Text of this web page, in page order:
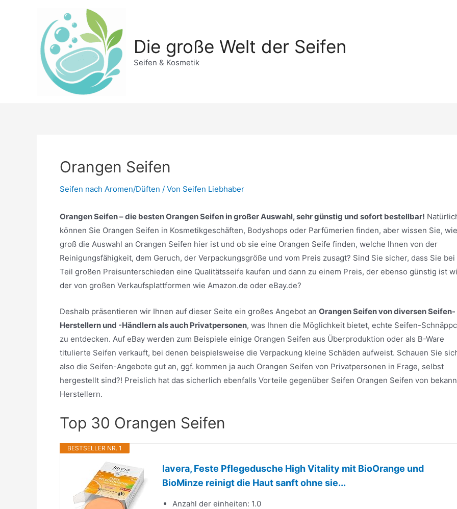
Die große Welt der Seifen
Seifen & Kosmetik
Orangen Seifen
Seifen nach Aromen/Düften / Von Seifen Liebhaber
Orangen Seifen – die besten Orangen Seifen in großer Auswahl, sehr günstig und sofort bestellbar!
können Sie Orangen Seifen in Kosmetikgeschäften, Bodyshops oder Parfümerien finden, aber wissen Sie, wie
groß die Auswahl an Orangen Seifen hier ist und ob sie eine Orangen Seife finden, welche Ihnen von der
Reinigungsfähigkeit, dem Geruch, der Verpackungsgröße und vom Preis zusagt? Sind Sie sicher, dass Sie bei
Teil großen Preisunterschieden eine Qualitätsseife kaufen und dann zu einem Preis, der ebenso günstig ist
der von großen Verkaufsplattformen wie Amazon.de oder eBay.de?
Deshalb präsentieren wir Ihnen auf dieser Seite ein großes Angebot an Orangen Seifen von diversen Seifen-
Herstellern und -Händlern als auch Privatpersonen, was Ihnen die Möglichkeit bietet, echte Seifen-
zu entdecken. Auf eBay werden zum Beispiele einige Orangen Seifen aus Überproduktion oder als B-Ware
titulierte Seifen verkauft, bei denen beispielsweise die Verpackung kleine Schäden aufweist. Schauen Sie
also die Seifen-Angebote gut an, ggf. kommen ja auch Orangen Seifen von Privatpersonen in Frage, selbst
hergestellt sind?! Preislich hat das sicherlich ebenfalls Vorteile gegenüber Seifen Orangen Seifen von
Herstellern.
Top 30 Orangen Seifen
BESTSELLER NR. 1
lavera, Feste Pflegedusche High Vitality mit BioOrange und
BioMinze reinigt die Haut sanft ohne sie...
Anzahl der einheiten: 1.0